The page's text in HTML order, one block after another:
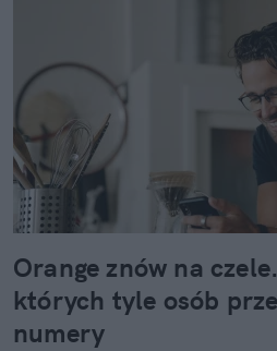
Orange znów na
których tyle osób
numery